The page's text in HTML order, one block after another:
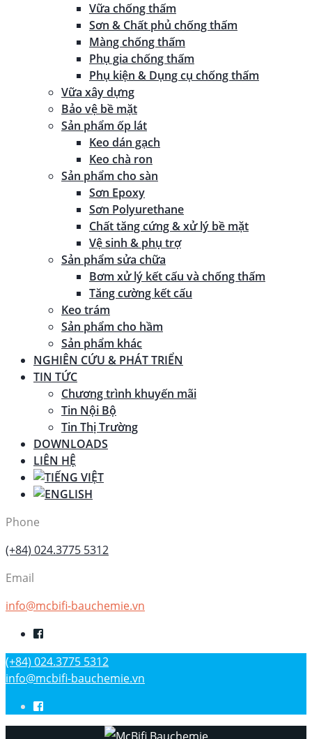
Vữa chống thấm
Sơn & Chất phủ chống thấm
Màng chống thấm
Phụ gia chống thấm
Phụ kiện & Dụng cụ chống thấm
Vữa xây dựng
Bảo vệ bề mặt
Sản phẩm ốp lát
Keo dán gạch
Keo chà ron
Sản phẩm cho sàn
Sơn Epoxy
Sơn Polyurethane
Chất tăng cứng & xử lý bề mặt
Vệ sinh & phụ trợ
Sản phẩm sửa chữa
Bơm xử lý kết cấu và chống thấm
Tăng cường kết cấu
Keo trám
Sản phẩm cho hầm
Sản phẩm khác
NGHIÊN CỨU & PHÁT TRIỂN
TIN TỨC
Chương trình khuyến mãi
Tin Nội Bộ
Tin Thị Trường
DOWNLOADS
LIÊN HỆ
Phone
(+84) 024.3775 5312
Email
info@mcbifi-bauchemie.vn
(+84) 024.3775 5312
info@mcbifi-bauchemie.vn